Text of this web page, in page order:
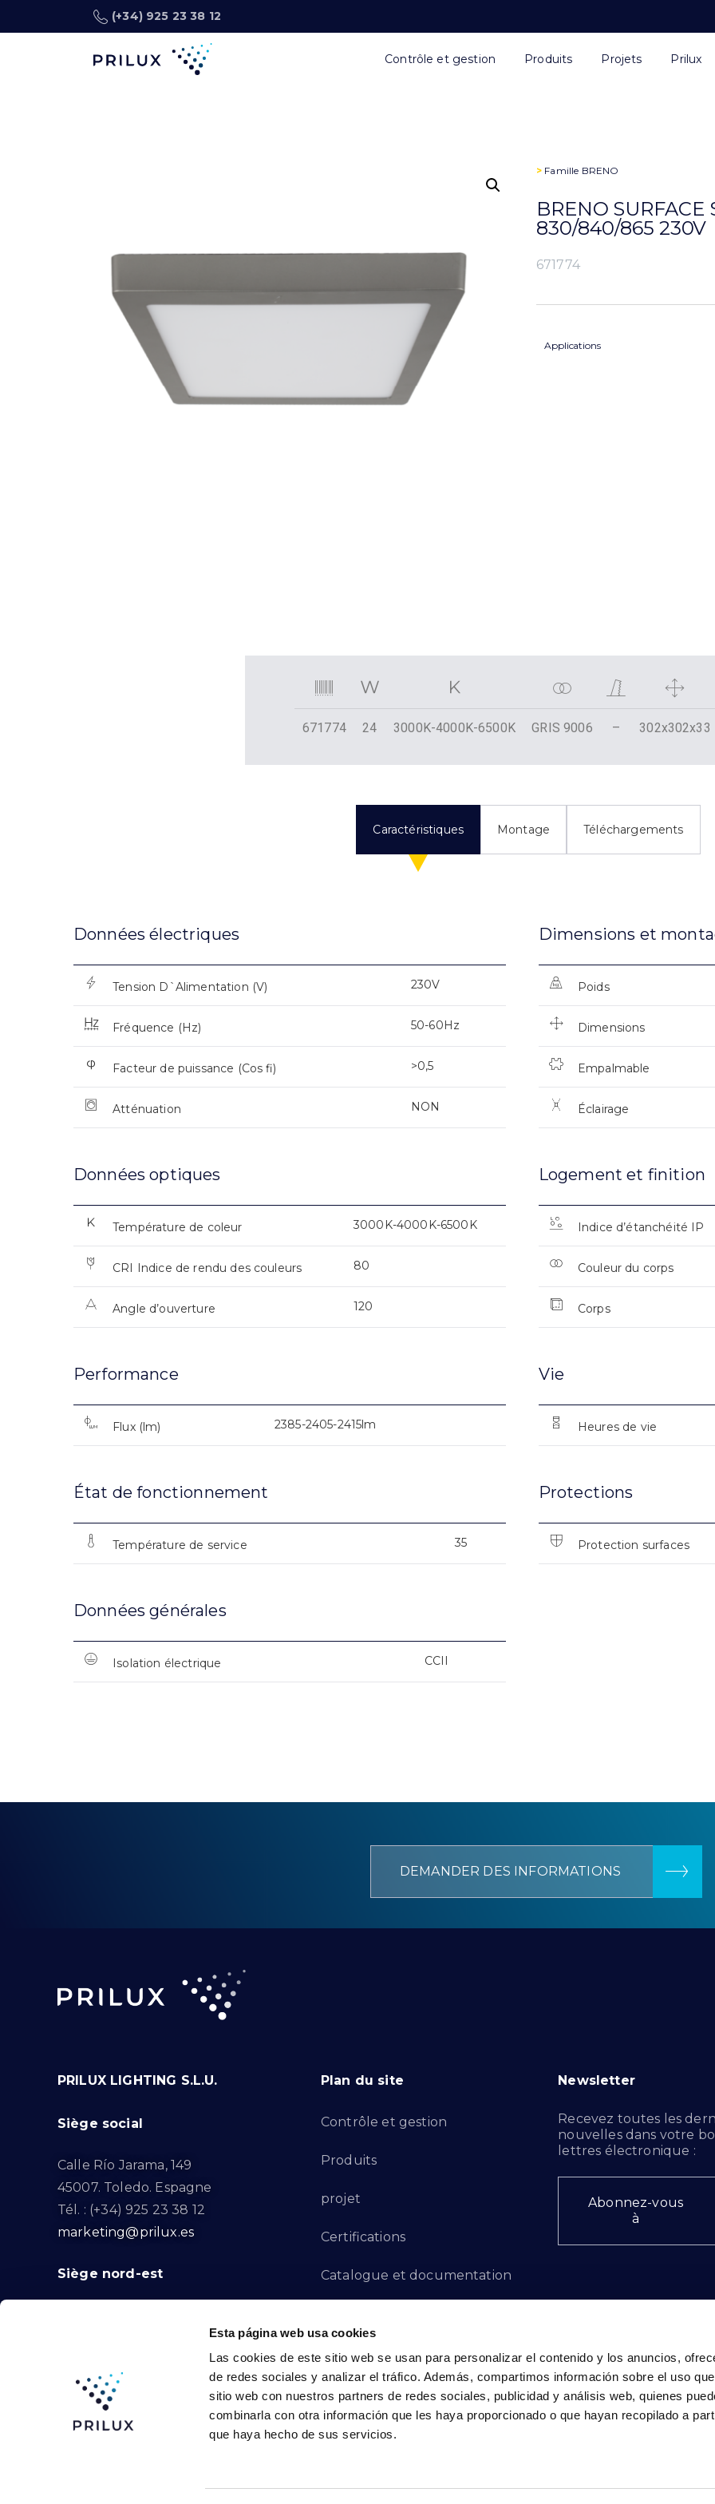
Esta página web usa cookies
Las cookies de este sitio web se usan para personalizar el contenido y los anuncios,
de redes sociales y analizar el tráfico. Además, compartimos información sobre el uso
sitio web con nuestros partners de redes sociales, publicidad y análisis web, quienes
combinarla con otra información que les haya proporcionado o que hayan recopilado a
que haya hecho de sus servicios.
(+34) 925 23 38 12
Contrôle et gestion Produits Projets Prilux
> Famille BRENO
BRENO SURFACE
830/840/865 230V
671774
Applications
671774 24 3000K-4000K-6500K GRIS 9006 – 302x302x33
Caractéristiques Montage Téléchargements
Données électriques
Tension D`Alimentation (V) 230V
Fréquence (Hz) 50-60Hz
Facteur de puissance (Cos fi) >0,5
Atténuation NON
Dimensions et
Poids
Dimensions
Empalmable
Éclairage
Données optiques
Température de coleur 3000K-4000K-6500K
CRI Indice de rendu des couleurs 80
Angle d’ouverture 120
Logement et finition
Indice d’étanchéité IP
Couleur du corps
Corps
Performance
Flux (lm) 2385-2405-2415lm
Vie
Heures de vie
État de fonctionnement
Température de service 35
Protections
Protection surfaces
Données générales
Isolation électrique CCII
DEMANDER DES INFORMATIONS
PRILUX LIGHTING S.L.U.
Siège social
Calle Río Jarama, 149
45007. Toledo. Espagne
Tél. : (+34) 925 23 38 12
marketing@prilux.es
Siège nord-est
08791. Sant Llorenç d’Hortons.
Tél. : (+34) 93 719 23 29
marketing@prilux.es
Plan du site
Contrôle et gestion
Produits
projet
Certifications
Catalogue et documentation
Canal des plaintes
Contacto - FR
Newsletter
Recevez toutes les
nouvelles dans votre
lettres électronique :
Abonnez-vous
à